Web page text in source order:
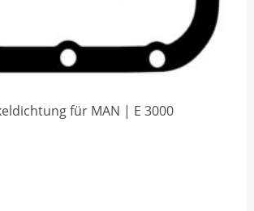
für MAN | E 3000